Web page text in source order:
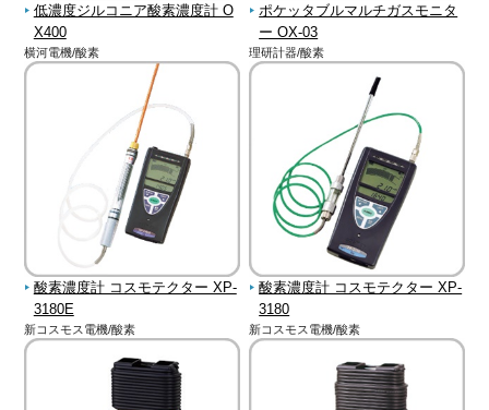
低濃度ジルコニア酸素濃度計 O
X400
横河電機/酸素
ポケッタブルマルチガスモニタ
ー OX-03
理研計器/酸素
酸素濃度計 コスモテクター XP-
3180E
新コスモス電機/酸素
酸素濃度計 コスモテクター XP-
3180
新コスモス電機/酸素